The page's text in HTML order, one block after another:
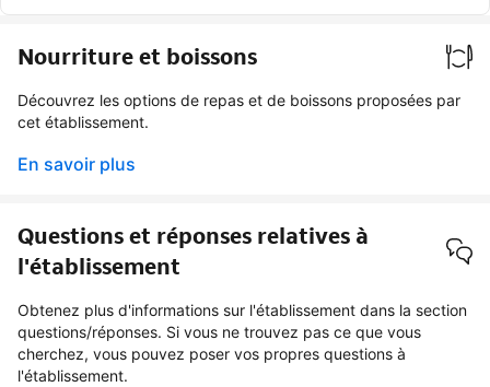
Nourriture et boissons
Découvrez les options de repas et de boissons proposées par
cet établissement.
En savoir plus
Questions et réponses relatives à
l'établissement
Obtenez plus d'informations sur l'établissement dans la section
questions/réponses. Si vous ne trouvez pas ce que vous
cherchez, vous pouvez poser vos propres questions à
l'établissement.